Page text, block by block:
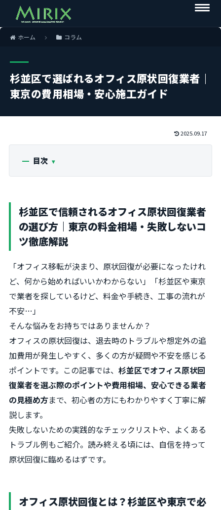
ホーム コラム
杉並区で選ばれるオフィス原状回復業者｜
東京の費用相場・安心施工ガイド
2025.09.17
目次
杉並区で信頼されるオフィス原状回復業者
の選び方｜東京の料金相場・失敗しないコ
ツ徹底解説
「オフィス移転が決まり、原状回復が必要になったけれ
ど、何から始めればいいかわからない」「杉並区や東京
で業者を探しているけど、料金や手続き、工事の流れが
不安…」
そんな悩みをお持ちではありませんか？
オフィスの原状回復は、退去時のトラブルや想定外の追
加費用が発生しやすく、多くの方が疑問や不安を感じる
ポイントです。この記事では、 杉並区でオフィス原状回
復業者を選ぶ際のポイントや費用相場、安心できる業者
の見極め方まで、初心者の方にもわかりやすく丁寧に解
説します。
失敗しないための実践的なチェックリストや、よくある
トラブル例もご紹介。読み終える頃には、自信を持って
原状回復に臨めるはずです。
オフィス原状回復とは？杉並区や東京で必